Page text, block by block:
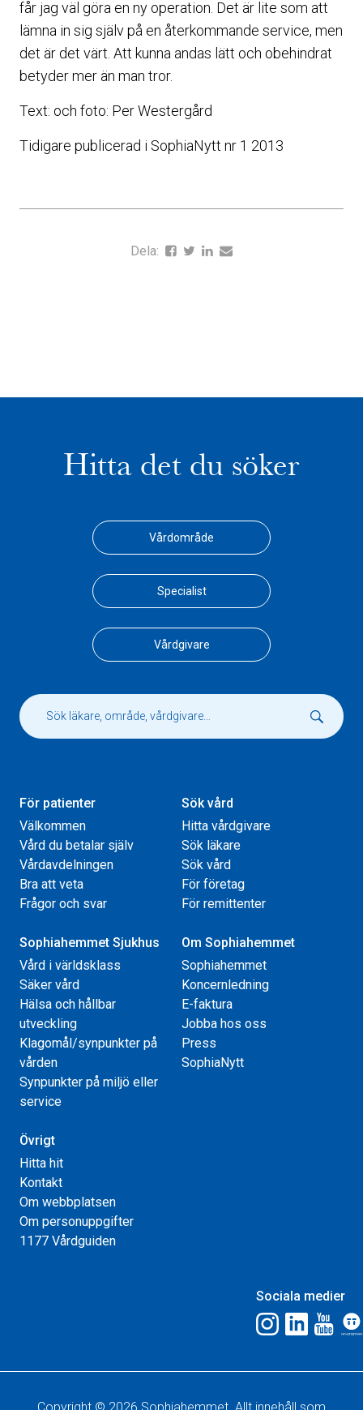
får jag väl göra en ny operation. Det är lite som att
lämna in sig själv på en återkommande service, men
det är det värt. Att kunna andas lätt och obehindrat
betyder mer än man tror.
Text: och foto: Per Westergård
Tidigare publicerad i SophiaNytt nr 1 2013
Dela:
Hitta det du söker
Vårdområde
Specialist
Vårdgivare
För patienter
Välkommen
Vård du betalar själv
Vårdavdelningen
Bra att veta
Frågor och svar
Sök vård
Hitta vårdgivare
Sök läkare
Sök vård
För företag
För remittenter
Sophiahemmet Sjukhus
Vård i världsklass
Säker vård
Hälsa och hållbar
utveckling
Klagomål/synpunkter på
vården
Synpunkter på miljö eller
service
Om Sophiahemmet
Sophiahemmet
Koncernledning
E-faktura
Jobba hos oss
Press
SophiaNytt
Övrigt
Hitta hit
Kontakt
Om webbplatsen
Om personuppgifter
1177 Vårdguiden
Sociala medier